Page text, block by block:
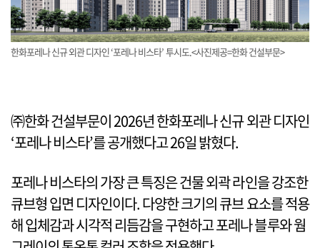
한화포레나 신규 외관 디자인 ‘포레나 비스타’ 투시도.<사진제공=한화 건설부문>
㈜한화 건설부문이 2026년 한화포레나 신규 외관 디자인
‘포레나 비스타’를 공개했다고 26일 밝혔다.
포레나 비스타의 가장 큰 특징은 건물 외곽 라인을 강조한
큐브형 입면 디자인이다. 다양한 크기의 큐브 요소를 적용
해 입체감과 시각적 리듬감을 구현하고 포레나 블루와 웜